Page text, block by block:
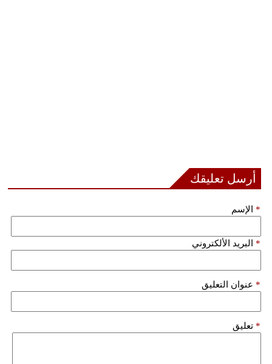
مدوَّنات
أبراج
سيارات
أرسل تعليقك
الإسم *
البريد الألكتروني *
عنوان التعليق *
تعليق *